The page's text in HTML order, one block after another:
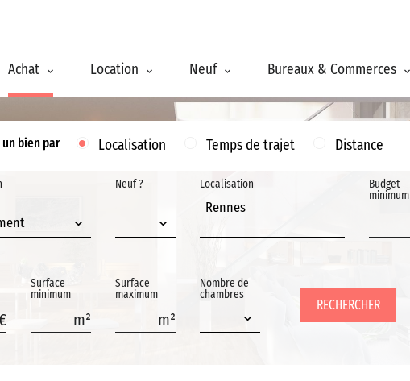
Achat Location Neuf Bureaux & Commerces
un bien par Localisation Temps de trajet Distance
Neuf ? Localisation
Rennes
Budget
minimum
Surface
minimum
Surface
maximum
Nombre de
chambres
RECHERCHER